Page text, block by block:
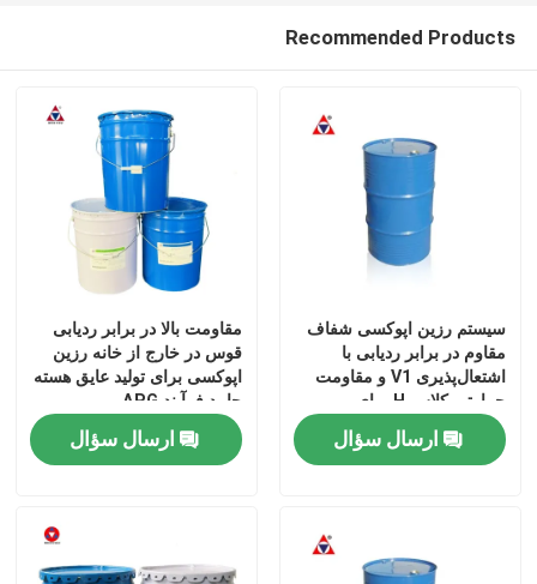
Recommended Products
سیستم رزین اپوکسی شفاف
مقاوم در برابر ردیابی با
اشتعال‌پذیری V1 و مقاومت
حرارتی کلاس H برای
عایق‌بندی فضای باز
ارسال سؤال
مقاومت بالا در برابر ردیابی
قوس در خارج از خانه رزین
اپوکسی برای تولید عایق هسته
جامد فرآیند APG
ارسال سؤال